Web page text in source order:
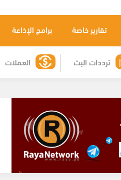
تقارير خاصة برامج الإذاعة
العملات ترددات البث